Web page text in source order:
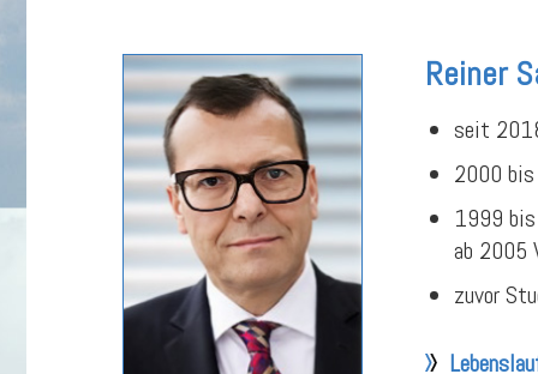
Reiner
seit
2000 bis
1999 bis
ab 2005
zuvor